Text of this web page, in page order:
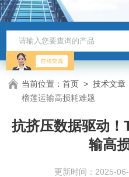
当前位置：首页 >技术文章
榴莲运输高损耗难题
抗挤压数据驱动
输高
更新时间：2025-